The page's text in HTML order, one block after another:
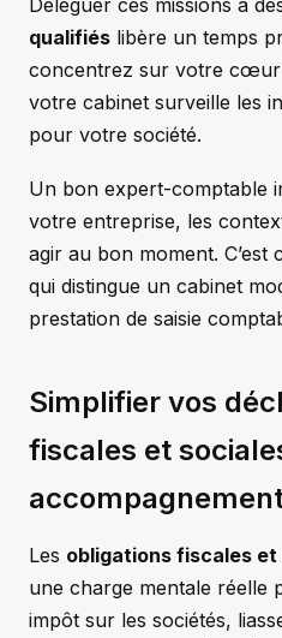
qualifiés libère un temps
concentrez sur votre cœur
votre cabinet surveille les
pour votre société.
Un bon expert-comptable
votre entreprise, les
agir au bon moment. C’est
qui distingue un cabinet
prestation de saisie
Simplifier vos
fiscales et
Les obligations fiscales et
une charge mentale réelle
impôt sur les sociétés,